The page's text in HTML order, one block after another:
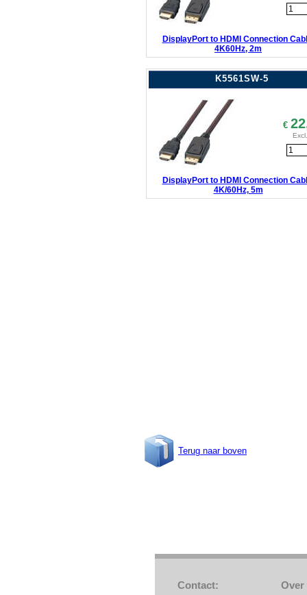
DisplayPort to HDMI Connection
4K60Hz, 2m
K5561SW-5
€
DisplayPort to HDMI Connection
4K/60Hz, 5m
Terug naar boven
Contact: Over